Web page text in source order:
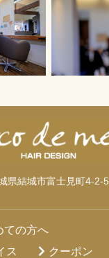
県結城市富士見町4-2-5
ての方へ
ス
クーポン